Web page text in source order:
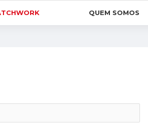
QUEM SOMOS